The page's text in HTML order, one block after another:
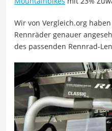
Wir von Vergleich.org
Rennräder genauer
des passenden Rennrad-